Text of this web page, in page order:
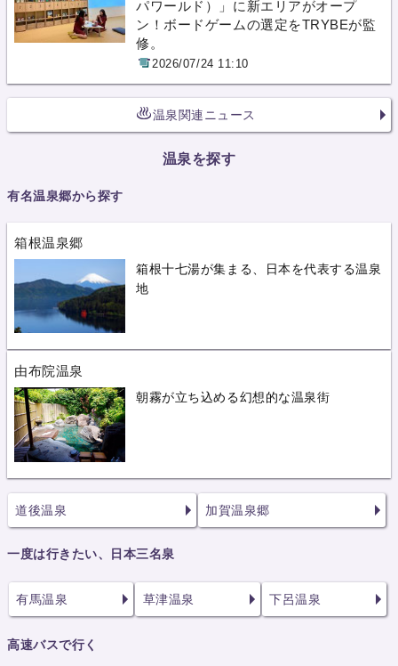
パワールド）」に新エリアがオープ
ン！ボードゲームの選定をTRYBEが監
修。
2026/07/24 11:10
温泉関連ニュース
温泉を探す
有名温泉郷から探す
箱根温泉郷
箱根十七湯が集まる、日本を代表する温泉
地
由布院温泉
朝霧が立ち込める幻想的な温泉街
道後温泉 加賀温泉郷
一度は行きたい、日本三名泉
有馬温泉 草津温泉 下呂温泉
高速バスで行く